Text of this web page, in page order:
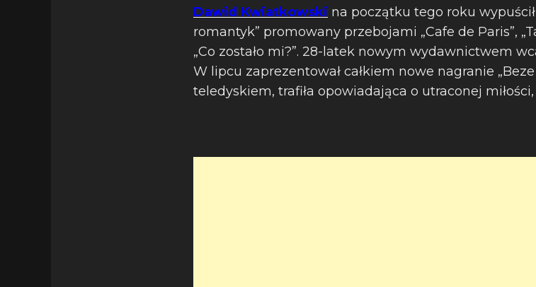
Dawid Kwiatkowski na początku tego roku
romantyk” promowany przebojami „Cafe de Paris”,
„Co zostało mi?”. 28-latek nowym wydawnictwem
W lipcu zaprezentował całkiem nowe nagranie
teledyskiem, trafiła opowiadająca o utraconej